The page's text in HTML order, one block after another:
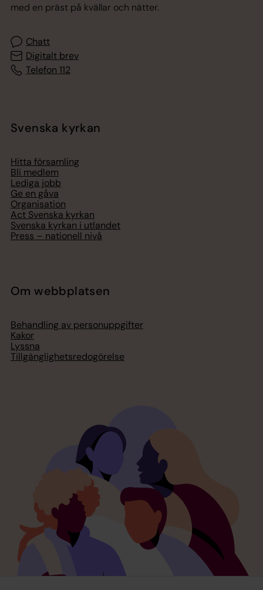
med en präst på kvällar och nätter.
Chatt
Digitalt brev
Telefon 112
Svenska kyrkan
Hitta församling
Bli medlem
Lediga jobb
Ge en gåva
Organisation
Act Svenska kyrkan
Svenska kyrkan i utlandet
Press – nationell nivå
Om webbplatsen
Behandling av personuppgifter
Kakor
Lyssna
Tillgänglighetsredogörelse